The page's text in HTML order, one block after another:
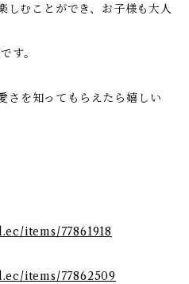
むことができ、お子様も大人
す。
さを知ってもらえたら嬉しい
items/77861918
items/77862509